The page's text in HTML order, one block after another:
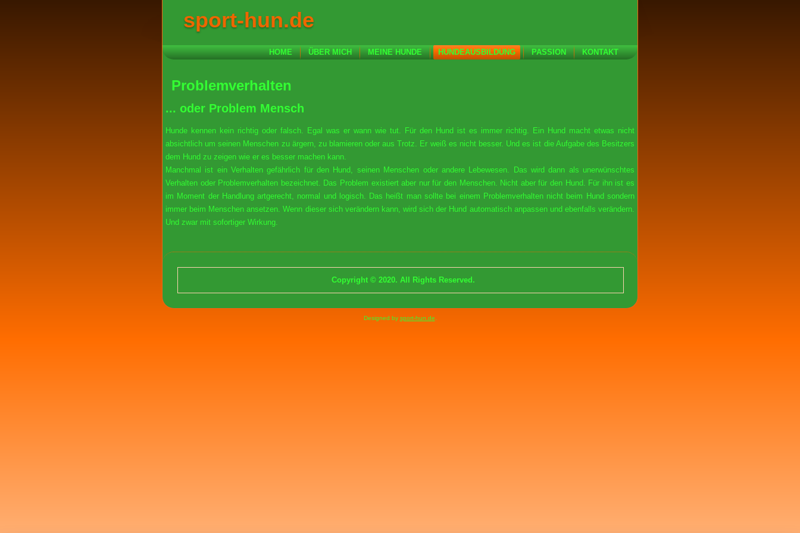
sport-hun.de
HOME ÜBER MICH MEINE HUNDE HUNDEAUSBILDUNG PASSION KONTAKT
Problemverhalten
... oder Problem Mensch
Hunde kennen kein richtig oder falsch. Egal was er wann wie tut. Für den Hund ist es immer richtig. Ein Hund macht etwas nicht
absichtlich um seinen Menschen zu ärgern, zu blamieren oder aus Trotz. Er weiß es nicht besser. Und es ist die Aufgabe des Besitzers
dem Hund zu zeigen wie er es besser machen kann.
Manchmal ist ein Verhalten gefährlich für den Hund, seinen Menschen oder andere Lebewesen. Das wird dann als unerwünschtes
Verhalten oder Problemverhalten bezeichnet. Das Problem existiert aber nur für den Menschen. Nicht aber für den Hund. Für ihn ist es
im Moment der Handlung artgerecht, normal und logisch. Das heißt man sollte bei einem Problemverhalten nicht beim Hund sondern
immer beim Menschen ansetzen. Wenn dieser sich verändern kann, wird sich der Hund automatisch anpassen und ebenfalls verändern.
Und zwar mit sofortiger Wirkung.
Copyright © 2020. All Rights Reserved.
Designed by sport-hun.de